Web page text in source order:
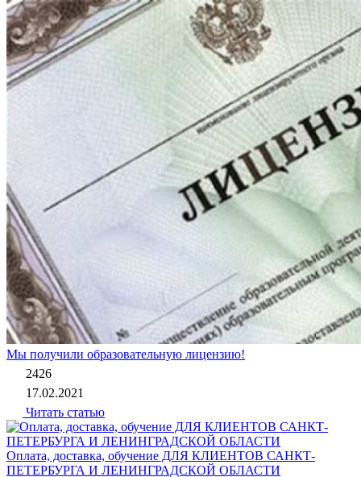
Мы получили образовательную лицензию!
2426
17.02.2021
Читать статью
Оплата, доставка, обучение ДЛЯ КЛИЕНТОВ САНКТ-
ПЕТЕРБУРГА И ЛЕНИНГРАДСКОЙ ОБЛАСТИ